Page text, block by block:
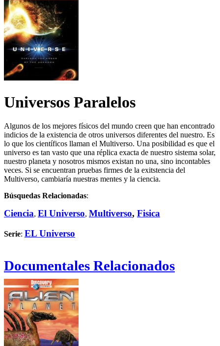
Universos Paralelos
Algunos de los mejores físicos del mundo creen que han encontrado
indicios de la existencia de otros universos diferentes del nuestro. Es
lo que los científicos llaman el Multiverso. Una posibilidad es que el
universo es tan vasto que una réplica exacta de nuestro sistema solar,
nuestro planeta y nosotros mismos existan no una, sino incontables
veces. Si se encuentran pruebas firmes de la exitstencia del
Multiverso, cambiaría nuestras mentes y la ciencia.
Búsquedas Relacionadas:
Ciencia, El Universo, Multiverso, Fisica
Serie: EL Universo
Documentales Relacionados